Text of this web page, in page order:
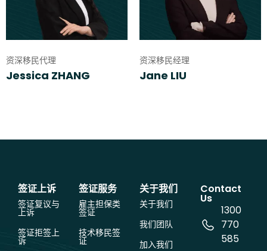
资深移民代理
Jessica ZHANG
资深移民经理
Jane LIU
签证上诉
签证复议与
上诉
签证拒签上
诉
签证服务
雇主担保类
签证
技术移民签
证
关于我们
关于我们
我们团队
加入我们
Contact
Us
1300
770
585